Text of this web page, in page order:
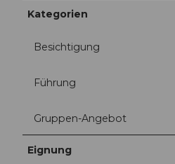
Kategorien
Besichtigung
Führung
Gruppen-Angebot
Eignung